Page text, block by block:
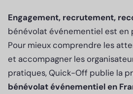
Engagement, recrutement,
bénévolat événementiel est en
Pour mieux comprendre les
et accompagner les
pratiques, Quick-Off publie la
bénévolat événementiel en